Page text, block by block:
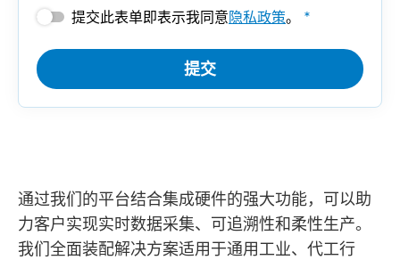
提交此表单即表示我同意隐私政策。 *
提交
通过我们的平台结合集成硬件的强大功能，可以助
力客户实现实时数据采集、可追溯性和柔性生产。
我们全面装配解决方案适用于通用工业、代工行